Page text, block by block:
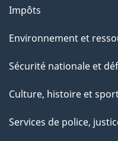
Impôts
Environnement et
Sécurité nationale et
Culture, histoire et
Services de police,